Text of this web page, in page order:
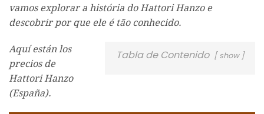
vamos explorar a história do Hattori Hanzo e
descobrir por que ele é tão conhecido.
Tabla de Contenido show
Aquí están los
precios de
Hattori Hanzo
(España).